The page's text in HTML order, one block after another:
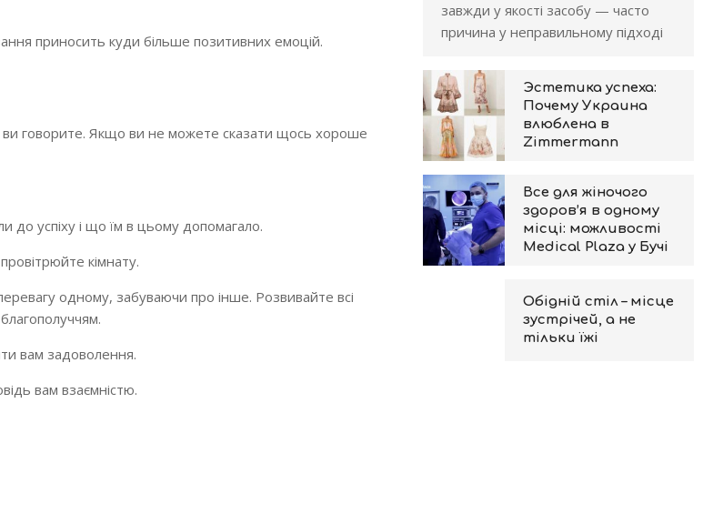
приносить куди більше позитивних емоцій.
говорите. Якщо ви не можете сказати щось хороше
до успіху і що їм в цьому допомагало.
кімнату.
одному, забуваючи про інше. Розвивайте всі
вам задоволення.
вам взаємністю.
завжди у якості засобу — часто
причина у неправильному підході
Эстетика успеха:
Почему Украина
влюблена в
Zimmermann
Все для жіночого
здоров’я в одному
місці: можливості
Medical Plaza у Бучі
Обідній стіл – місце
зустрічей, а не
тільки їжі